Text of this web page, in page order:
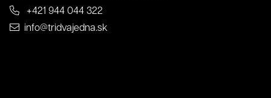
+421 944 044 322
info@tridvajedna.sk